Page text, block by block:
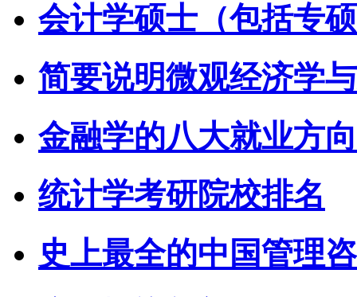
会计学硕士（包括专
简要说明微观经济学
金融学的八大就业方
统计学考研院校排名
史上最全的中国管理